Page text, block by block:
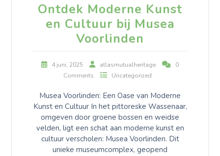
Ontdek Moderne Kunst
en Cultuur bij Musea
Voorlinden
4 juni, 2025 atlasmutualheritage
0
Comments
Uncategorized
Musea Voorlinden: Een Oase van Moderne
Kunst en Cultuur In het pittoreske Wassenaar,
omgeven door groene bossen en weidse
velden, ligt een schat aan moderne kunst en
cultuur verscholen: Musea Voorlinden. Dit
unieke museumcomplex, geopend